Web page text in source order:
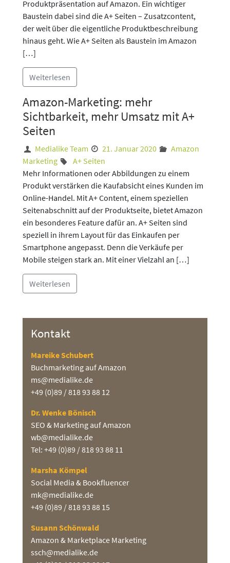
Produktpräsentation auf Amazon. Ein wichtiger
Baustein dabei sind die A+ Seiten – Zusatzcontent,
der weit über die eigentliche Produktbeschreibung
hinaus geht. Wie A+ Seiten als Baustein im Amazon
[…]
Weiterlesen
Amazon-Marketing: mehr
Sichtbarkeit, mehr Umsatz mit A+
Seiten
Medialike Team 21. Januar 2020
Amazon
Marketing
A+ Seiten
Mehr Informationen oder Abbildungen zu einem
Produkt verstärken die Kaufabsicht eines Kunden im
Online-Handel. Mit A+ Content, einem speziellen
Seitenabschnitt auf der Produktseite, bietet Amazon
ein besonderes Feature dafür an. A+ Seiten sind
speziell in ihrem Layout für das Einkaufen per
Smartphone angepasst. Denn die Verkäufe per
Mobile steigen stark an. Mit einer Vielzahl an […]
Weiterlesen
Kontakt
Mareike Schubert
Buchmarketing auf Amazon
ms@medialike.de
+49 (0)89 / 818 93 88 12
Dr. Wenke Bönisch
SEO & Marketing auf Amazon
wb@medialike.de
Tel: +49 (0)89 / 818 93 88 11
Marsha Kömpel
Social Media & Bookfluencer
mk@medialike.de
+49 (0)89 / 818 93 88 15
Susann Schönwald
Amazon & Marketplace Marketing
ssch@medialike.de